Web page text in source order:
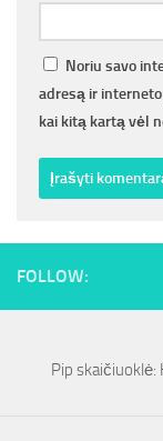
Noriu savo
adresą ir
kai kitą kartą vėl
FOLLOW:
Pip skaičiuoklė: